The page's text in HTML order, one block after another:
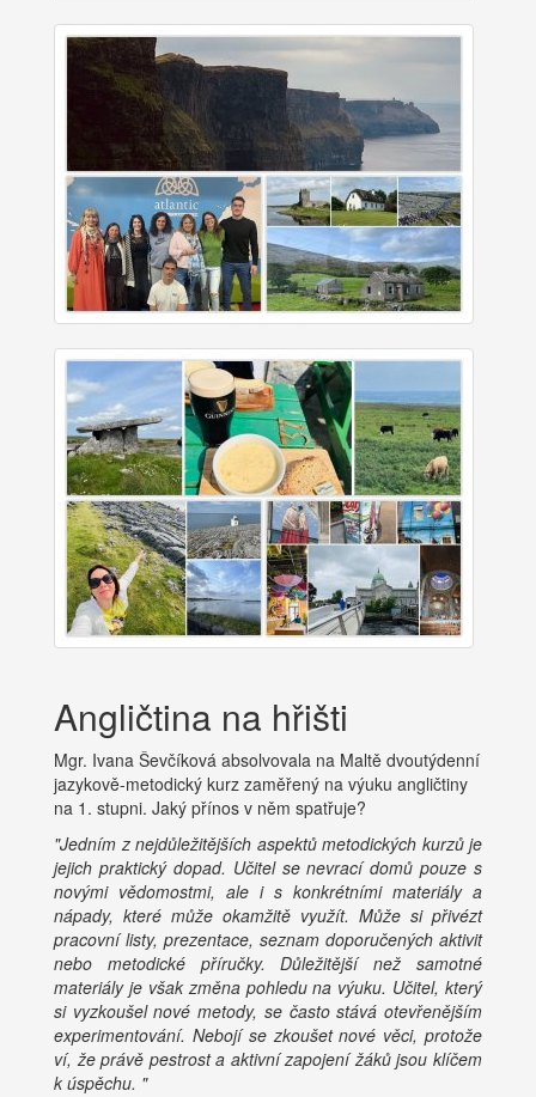
Angličtina na hřišti
Mgr. Ivana Ševčíková absolvovala na Maltě dvoutýdenní
jazykově-metodický kurz zaměřený na výuku angličtiny
na 1. stupni. Jaký přínos v něm spatřuje?
"Jedním z nejdůležitějších aspektů metodických kurzů je
jejich praktický dopad. Učitel se nevrací domů pouze s
novými vědomostmi, ale i s konkrétními materiály a
nápady, které může okamžitě využít. Může si přivézt
pracovní listy, prezentace, seznam doporučených aktivit
nebo metodické příručky. Důležitější než samotné
materiály je však změna pohledu na výuku. Učitel, který
si vyzkoušel nové metody, se často stává otevřenějším
experimentování. Nebojí se zkoušet nové věci, protože
ví, že právě pestrost a aktivní zapojení žáků jsou klíčem
k úspěchu. "